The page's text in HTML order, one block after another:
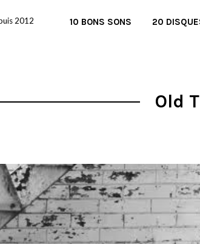
2012 10 BONS SONS 20
Old